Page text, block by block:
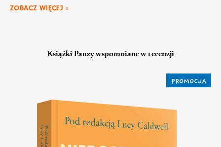
ZOBACZ WIĘCEJ »
Książki Pauzy wspomniane w recenzji
PROMOCJA